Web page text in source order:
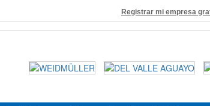
Registrar mi empresa